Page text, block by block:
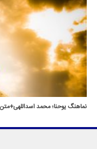
نماهنگ یوحنا؛ محمد